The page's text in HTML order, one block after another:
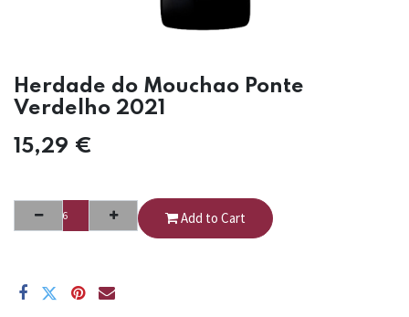
Herdade do Mouchao Ponte
Verdelho 2021
15,29 €
Add to Cart